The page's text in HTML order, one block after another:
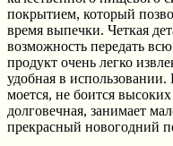
покрытием, который
время выпечки. Четкая
возможность передать
продукт очень легко
удобная в использовании.
моется, не боится
долговечная, занимает
прекрасный новогодний